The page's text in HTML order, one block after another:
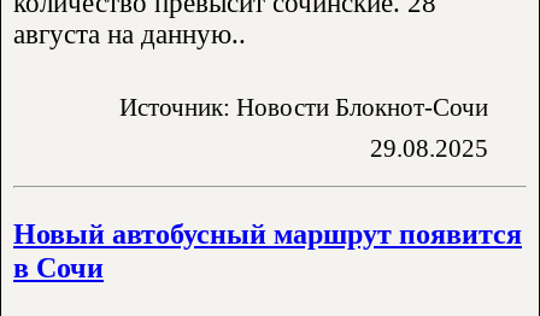
августа на данную..
Источник: Новости Блокнот-Сочи
29.08.2025
Новый автобусный маршрут появится
в Сочи